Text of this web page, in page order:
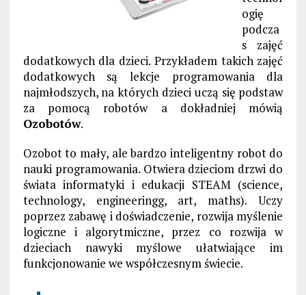
ogię
podcza
s zajęć
dodatkowych dla dzieci. Przykładem takich zajęć
dodatkowych są lekcje programowania dla
najmłodszych, na których dzieci uczą się podstaw
za pomocą robotów a dokładniej mówią
Ozobotów.
Ozobot to mały, ale bardzo inteligentny robot do
nauki programowania. Otwiera dzieciom drzwi do
świata informatyki i edukacji STEAM (science,
technology, engineeringg, art, maths). Uczy
poprzez zabawę i doświadczenie, rozwija myślenie
logiczne i algorytmiczne, przez co rozwija w
dzieciach nawyki myślowe ułatwiające im
funkcjonowanie we współczesnym świecie.